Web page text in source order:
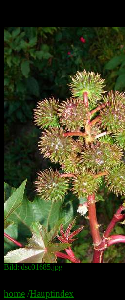
Bild: dsc01685.jpg
home /Hauptindex